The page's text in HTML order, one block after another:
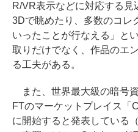
R/VR表示などに対応する
3Dで眺めたり、多数のコレ
いったことが行なえる」と
取りだけでなく、作品のエ
る工夫がある。
また、世界最大級の暗号
FTのマーケットプレイス「
に開始すると発表している（